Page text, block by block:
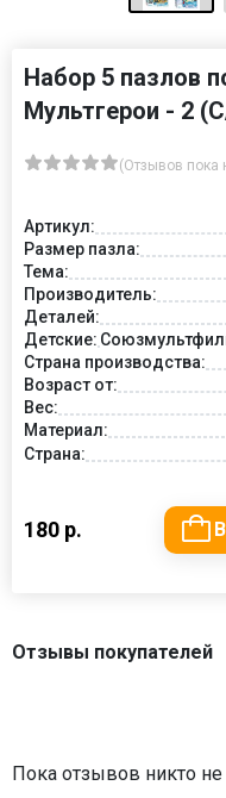
Набор 5 пазлов
Мультгерои - 2
(Отзывов пока
Артикул:
Размер пазла:
Тема:
Производитель:
Деталей:
Детские:
Страна производства:
Возраст от:
Вес:
Материал:
Страна:
180 р.
Отзывы покупателей
Пока отзывов никто